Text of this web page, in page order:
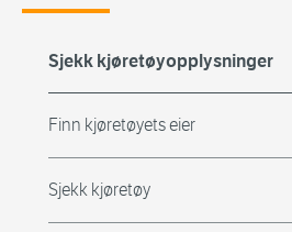
Sjekk kjøretøyopplysninger
Finn kjøretøyets eier
Sjekk kjøretøy